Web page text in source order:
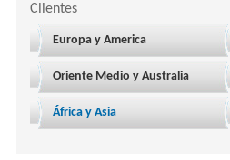
Clientes
Europa y America
Oriente Medio y Australia
África y Asia